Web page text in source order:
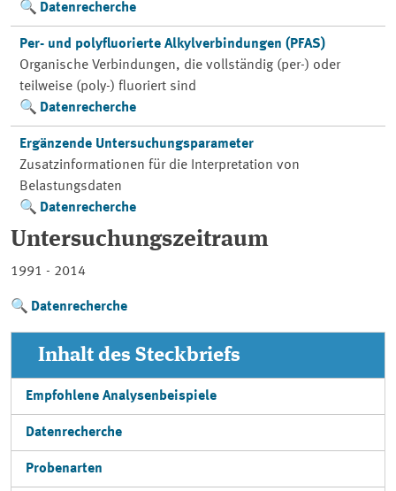
Datenrecherche
Per- und polyfluorierte Alkylverbindungen (PFAS)
Organische Verbindungen, die vollständig (per-) oder
teilweise (poly-) fluoriert sind
Datenrecherche
Ergänzende Untersuchungsparameter
Zusatzinformationen für die Interpretation von
Belastungsdaten
Datenrecherche
Untersuchungszeitraum
1991 - 2014
Datenrecherche
Inhalt des Steckbriefs
Empfohlene Analysenbeispiele
Datenrecherche
Probenarten